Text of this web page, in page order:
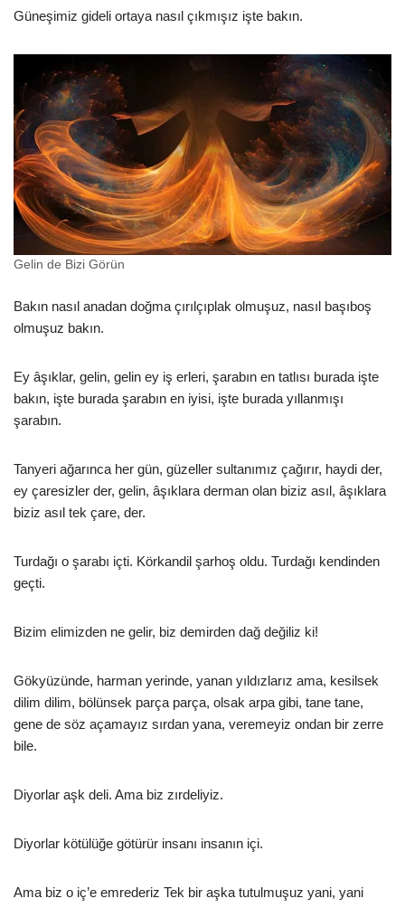
Güneşimiz gideli ortaya nasıl çıkmışız işte bakın.
Gelin de Bizi Görün
Bakın nasıl anadan doğma çırılçıplak olmuşuz, nasıl başıboş
olmuşuz bakın.
Ey âşıklar, gelin, gelin ey iş erleri, şarabın en tatlısı burada işte
bakın, işte burada şarabın en iyisi, işte burada yıllanmışı
şarabın.
Tanyeri ağarınca her gün, güzeller sultanımız çağırır, haydi der,
ey çaresizler der, gelin, âşıklara derman olan biziz asıl, âşıklara
biziz asıl tek çare, der.
Turdağı o şarabı içti. Körkandil şarhoş oldu. Turdağı kendinden
geçti.
Bizim elimizden ne gelir, biz demirden dağ değiliz ki!
Gökyüzünde, harman yerinde, yanan yıldızlarız ama, kesilsek
dilim dilim, bölünsek parça parça, olsak arpa gibi, tane tane,
gene de söz açamayız sırdan yana, veremeyiz ondan bir zerre
bile.
Diyorlar aşk deli. Ama biz zırdeliyiz.
Diyorlar kötülüğe götürür insanı insanın içi.
Ama biz o iç’e emrederiz Tek bir aşka tutulmuşuz yani, yani